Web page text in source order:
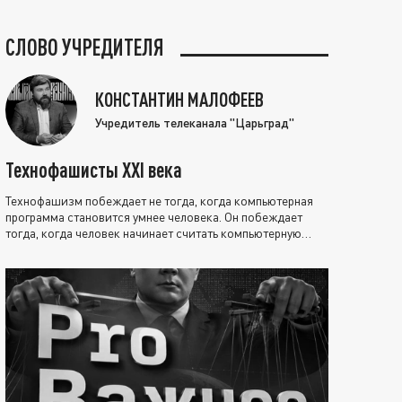
СЛОВО УЧРЕДИТЕЛЯ
КОНСТАНТИН МАЛОФЕЕВ
Учредитель телеканала "Царьград"
Технофашисты XXI века
Технофашизм побеждает не тогда, когда компьютерная
программа становится умнее человека. Он побеждает
тогда, когда человек начинает считать компьютерную